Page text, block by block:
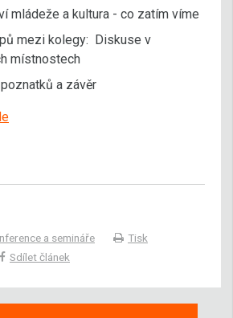
mládeže a kultura - co zatím víme
mezi kolegy: Diskuse v
místnostech
a závěr
a semináře
Tisk
Sdílet článek